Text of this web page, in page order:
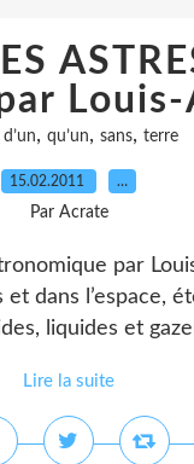
d’un, qu’un, sans, terre
15.02.2011 …
Par Acrate
par
et dans l’espace,
liquides et
Lire la suite